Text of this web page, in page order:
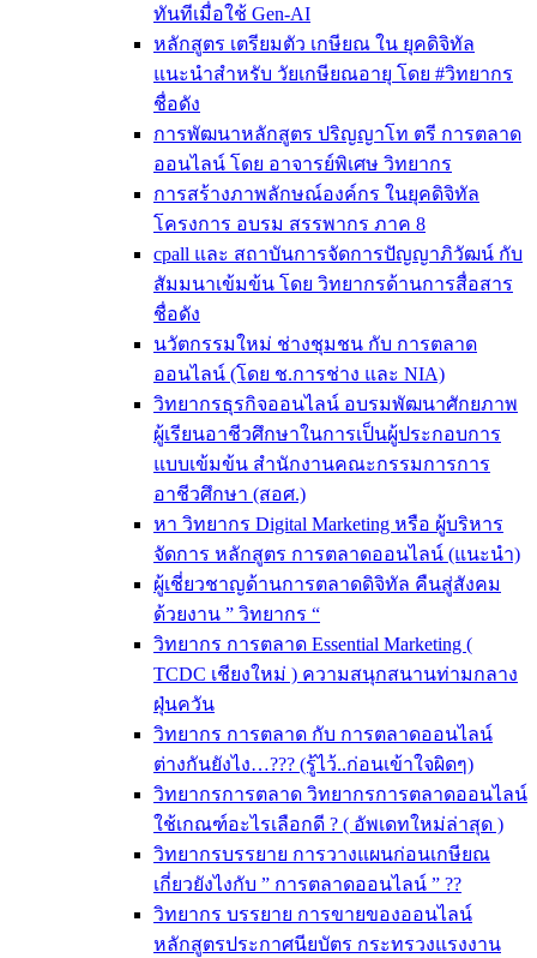
ทันทีเมื่อใช้ Gen-AI
หลักสูตร เตรียมตัว เกษียณ ใน ยุคดิจิทัล
แนะนำสำหรับ วัยเกษียณอายุ โดย #วิทยากร
ชื่อดัง
การพัฒนาหลักสูตร ปริญญาโท ตรี การตลาด
ออนไลน์ โดย อาจารย์พิเศษ วิทยากร
การสร้างภาพลักษณ์องค์กร ในยุคดิจิทัล
โครงการ อบรม สรรพากร ภาค 8
cpall และ สถาบันการจัดการปัญญาภิวัฒน์ กับ
สัมมนาเข้มข้น โดย วิทยากรด้านการสื่อสาร
ชื่อดัง
นวัตกรรมใหม่ ช่างชุมชน กับ การตลาด
ออนไลน์ (โดย ช.การช่าง และ NIA)
วิทยากรธุรกิจออนไลน์ อบรมพัฒนาศักยภาพ
ผู้เรียนอาชีวศึกษาในการเป็นผู้ประกอบการ
แบบเข้มข้น สำนักงานคณะกรรมการการ
อาชีวศึกษา (สอศ.)
หา วิทยากร Digital Marketing หรือ ผู้บริหาร
จัดการ หลักสูตร การตลาดออนไลน์ (แนะนำ)
ผู้เชี่ยวชาญด้านการตลาดดิจิทัล คืนสู่สังคม
ด้วยงาน ” วิทยากร “
วิทยากร การตลาด Essential Marketing (
TCDC เชียงใหม่ ) ความสนุกสนานท่ามกลาง
ฝุ่นควัน
วิทยากร การตลาด กับ การตลาดออนไลน์
ต่างกันยังไง…??? (รู้ไว้..ก่อนเข้าใจผิดๆ)
วิทยากรการตลาด วิทยากรการตลาดออนไลน์
ใช้เกณฑ์อะไรเลือกดี ? ( อัพเดทใหม่ล่าสุด )
วิทยากรบรรยาย การวางแผนก่อนเกษียณ
เกี่ยวยังไงกับ ” การตลาดออนไลน์ ” ??
วิทยากร บรรยาย การขายของออนไลน์
หลักสูตรประกาศนียบัตร กระทรวงแรงงาน